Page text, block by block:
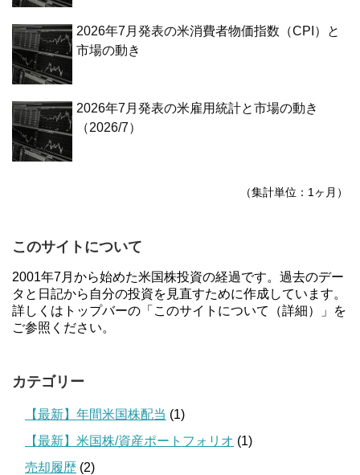
2026年7月発表の米消費者物価指数（CPI）と
市場の動き
2026年7月発表の米雇用統計と市場の動き
（2026/7）
（集計単位：1ヶ月）
このサイトについて
2001年7月から始めた米国株投資の経過です。過去のデー
タと日記から自分の投資を見直すために作成しています。
詳しくはトップバーの「このサイトについて（詳細）」を
ご参照ください。
カテゴリー
【最新】年間米国株配当 (1)
【最新】米国株/資産ポートフォリオ (1)
売却履歴 (2)